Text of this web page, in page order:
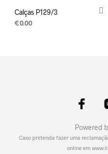
Calças P129/3
€0.00
Powered
Caso pretenda fazer uma
online em